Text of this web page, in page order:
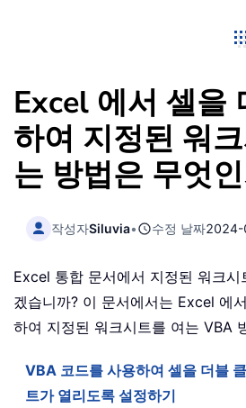
Excel 에서 셀을
하여 지정된 워
는 방법은 무엇
작성자Siluvia• 수정 날짜
Excel 통합 문서에서 지정된 워크시
겠습니까? 이 문서에서는 Excel 에
하여 지정된 워크시트를 여는 VBA
VBA 코드를 사용하여 셀을 더블
트가 열리도록 설정하기